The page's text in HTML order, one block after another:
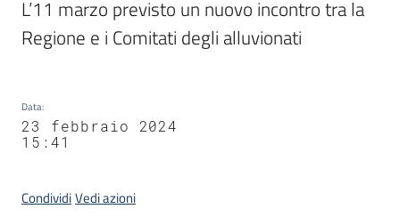
L’11 marzo previsto un nuovo incontro tra la
Regione e i Comitati degli alluvionati
Data:
23 febbraio 2024
15:41
CondividiVedi azioni